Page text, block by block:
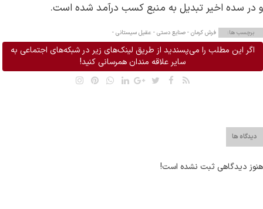
و در سده اخیر تبدیل به منبع کسب درآمد شده است.
برچسب ها: فرش کرمان - صنایع دستی - عقیل سیستانی -
اگر این مطلب را می‌پسندید از طریق لینک‌های زیر در شبکه‌های اجتماعی به
سایر علاقه مندان همرسانی کنید!
دیدگاه ها
هنوز دیدگاهی ثبت نشده است!